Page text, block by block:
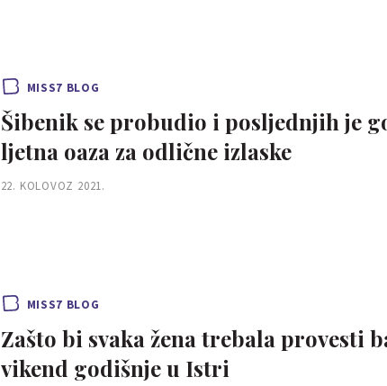
MISS7 BLOG
Šibenik se probudio i posljednjih je
ljetna oaza za odlične izlaske
22. KOLOVOZ 2021.
MISS7 BLOG
Zašto bi svaka žena trebala provesti
vikend godišnje u Istri